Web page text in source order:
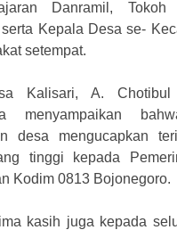
Danramil, Tokoh
serta Kepala Desa se-
setempat.
Kalisari, A. Chotibul
menyampaikan
desa mengucapkan
tinggi kepada
Kodim 0813 Bojonegoro.
kasih juga kepada